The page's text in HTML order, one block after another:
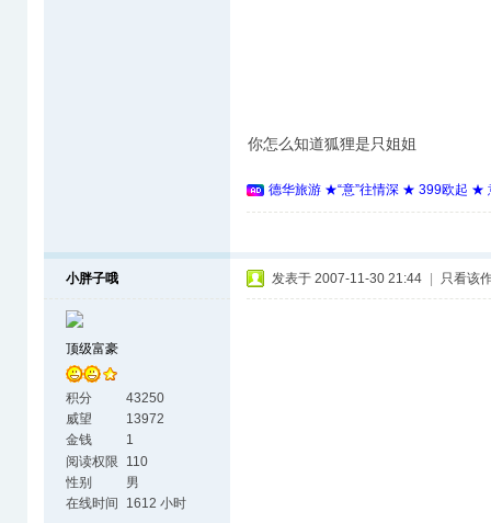
你怎么知道狐狸是只姐姐
德华旅游 ★“意”往情深 ★ 399欧起 ★
小胖子哦
顶级富豪
积分
43250
威望
13972
金钱
1
阅读权限
110
性别
男
在线时间
1612 小时
发表于 2007-11-30 21:44 只看该